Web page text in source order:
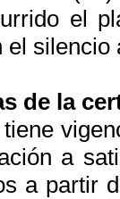
el
de la
a
a partir